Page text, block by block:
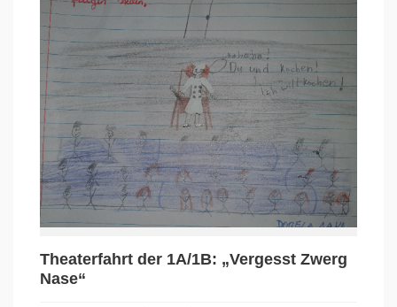
Theaterfahrt der 1A/1B: „Vergesst Zwerg
Nase“